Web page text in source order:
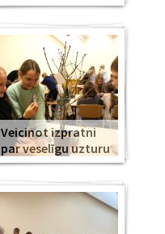
Veicinot izpratni
par veselīgu uzturu